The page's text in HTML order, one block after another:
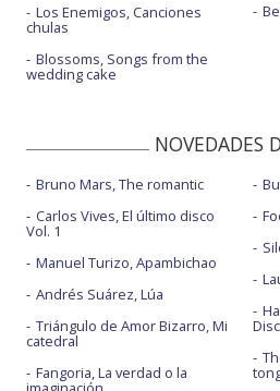
Los Enemigos, Canciones
chulas
Blossoms, Songs from the
wedding cake
NOVEDADES
Bruno Mars, The romantic
Carlos Vives, El último disco
Vol. 1
Manuel Turizo, Apambichao
Andrés Suárez, Lúa
Triángulo de Amor Bizarro, Mi
catedral
Fangoria, La verdad o la